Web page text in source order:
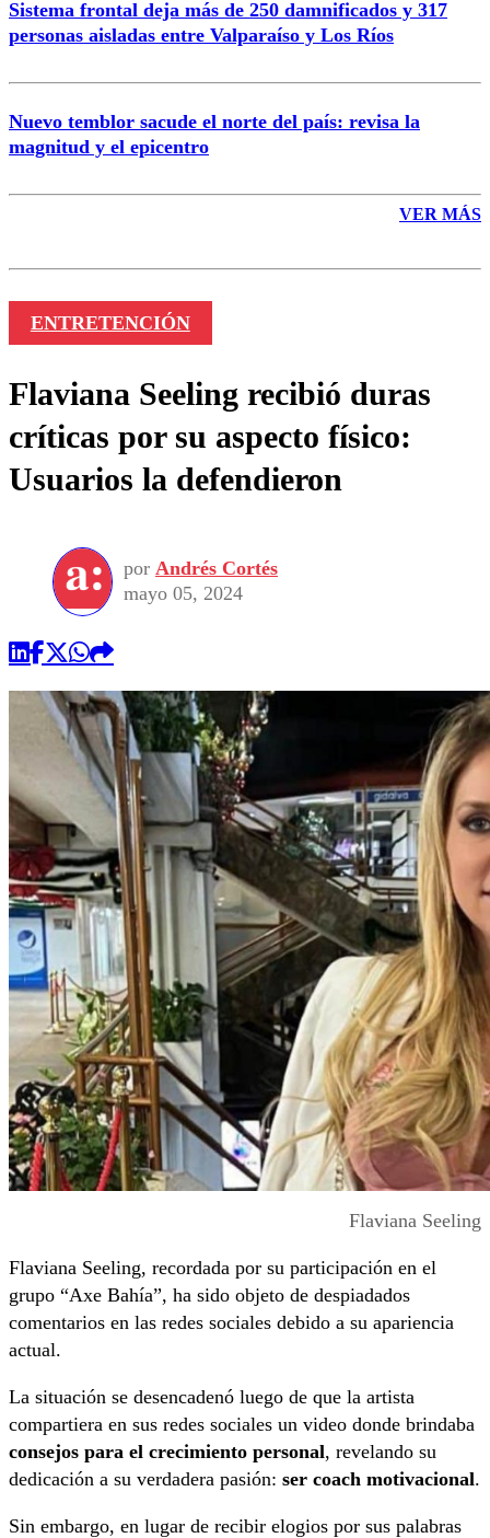
Sistema frontal deja más de 250 damnificados y 317
personas aisladas entre Valparaíso y Los Ríos
Nuevo temblor sacude el norte del país: revisa la
magnitud y el epicentro
VER MÁS
ENTRETENCIÓN
Flaviana Seeling recibió duras
críticas por su aspecto físico:
Usuarios la defendieron
por Andrés Cortés
mayo 05, 2024
Flaviana Seeling
Flaviana Seeling, recordada por su participación en el
grupo “Axe Bahía”, ha sido objeto de despiadados
comentarios en las redes sociales debido a su apariencia
actual.
La situación se desencadenó luego de que la artista
compartiera en sus redes sociales un video donde brindaba
consejos para el crecimiento personal, revelando su
dedicación a su verdadera pasión: ser coach motivacional.
Sin embargo, en lugar de recibir elogios por sus palabras